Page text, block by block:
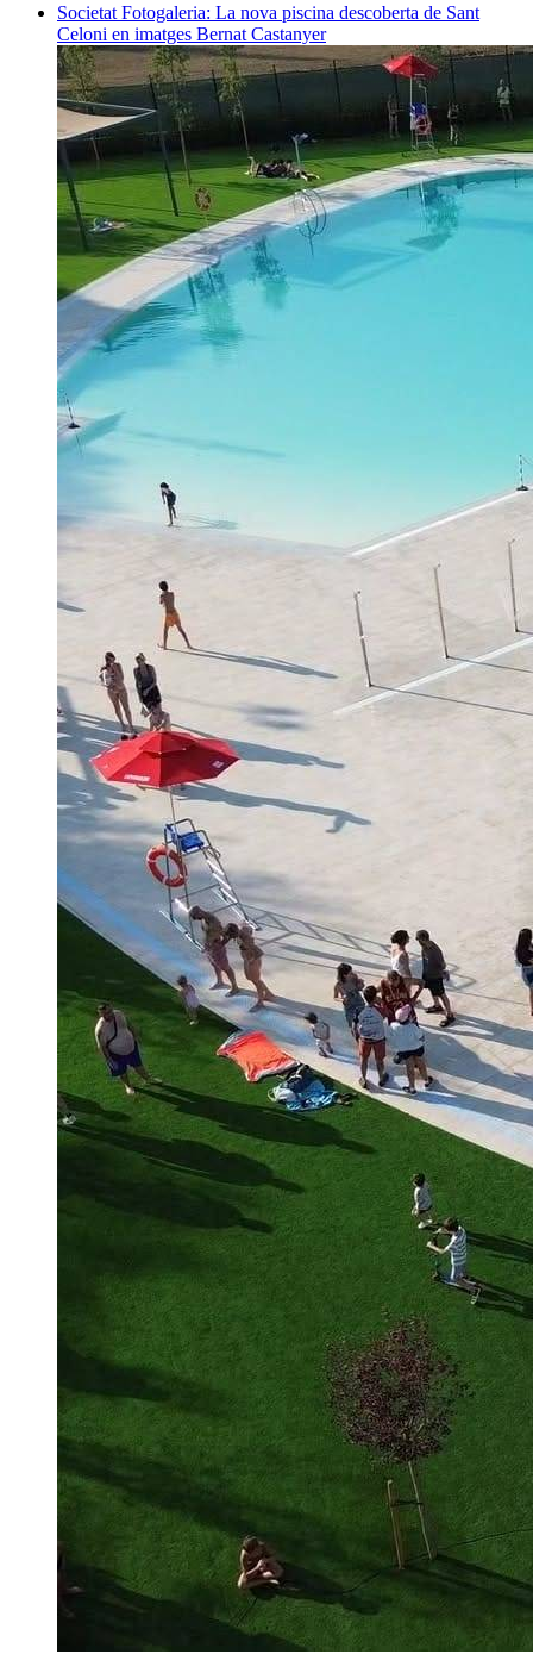
Societat Fotogaleria: La nova piscina descoberta de Sant
Celoni en imatges Bernat Castanyer